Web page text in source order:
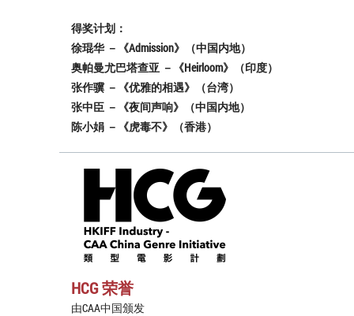
得奖计划：
徐琨华 －《Admission》（中国内地）
奥帕曼尤巴塔查亚 －《Heirloom》（印度）
张作骥 －《优雅的相遇》（台湾）
张中臣 －《夜间声响》（中国内地）
陈小娟 －《虎毒不》（香港）
HCG 荣誉
由CAA中国颁发